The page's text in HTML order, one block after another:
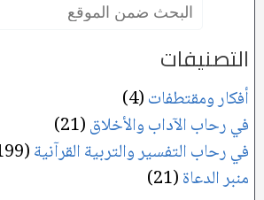
التصنيفات
أفكار ومقتطفات(4)
في رحاب الآداب والأخلاق(21)
في رحاب التفسير والتربية القرآنية(199)
منبر الدعاة(21)